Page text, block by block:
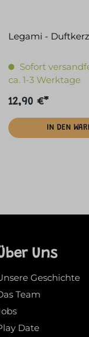
Legami -
Sofort
ca. 1-3 Werktage
12,90 €*
IN DEN
Uns
Geschichte
Team
Date